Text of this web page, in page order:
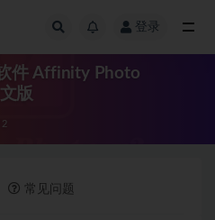
登录
件 Affinity Photo
版
常见问题